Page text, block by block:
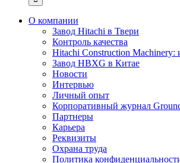
О компании
Завод Hitachi в Твери
Контроль качества
Hitachi Construction Machinery:
Завод HBXG в Китае
Новости
Интервью
Личный опыт
Корпоративный журнал
Партнеры
Карьера
Реквизиты
Охрана труда
Политика